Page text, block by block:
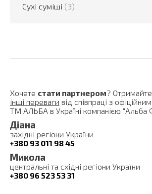
Сухі суміші (3)
Хочете стати партнером? Отримайте
інші переваги від співпраці з
ТМ АЛЬБА в Україні компанією “Альба
Діана
західні регіони України
+380 93 011 98 45
Микола
центральні та східні регіони України
+380 96 523 53 31